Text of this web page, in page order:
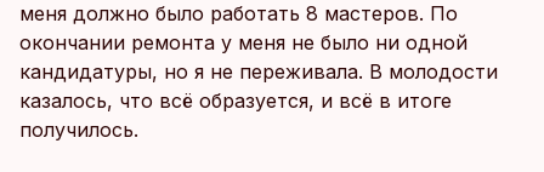
меня должно было работать 8 мастеров. По
окончании ремонта у меня не было ни одной
кандидатуры, но я не переживала. В молодости
казалось, что всё образуется, и всё в итоге
получилось.